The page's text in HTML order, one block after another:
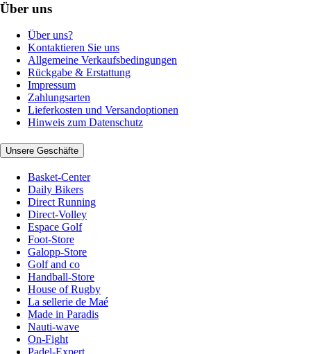
Über uns
Über uns?
Kontaktieren Sie uns
Allgemeine Verkaufsbedingungen
Rückgabe & Erstattung
Impressum
Zahlungsarten
Lieferkosten und Versandoptionen
Hinweis zum Datenschutz
Unsere Geschäfte
Basket-Center
Daily Bikers
Direct Running
Direct-Volley
Espace Golf
Foot-Store
Galopp-Store
Golf and co
Handball-Store
House of Rugby
La sellerie de Maé
Made in Paradis
Nauti-wave
On-Fight
Padel-Expert